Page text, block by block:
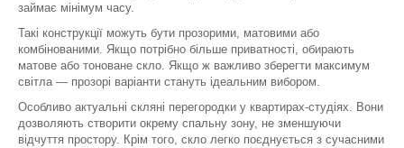
займає мінімум часу.
Такі конструкції можуть бути прозорими, матовими або
комбінованими. Якщо потрібно більше приватності, обирають
матове або тоноване скло. Якщо ж важливо зберегти максимум
світла — прозорі варіанти стануть ідеальним вибором.
Особливо актуальні скляні перегородки у квартирах-студіях. Вони
дозволяють створити окрему спальну зону, не зменшуючи
відчуття простору. Крім того, скло легко поєднується з сучасними